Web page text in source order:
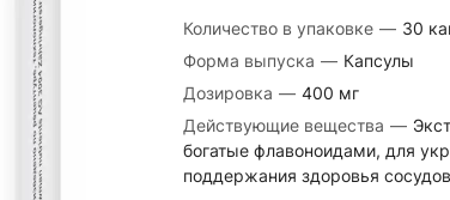
Количество в упаковке — 30
Форма выпуска — Капсулы
Дозировка — 400 мг
Действующие вещества —
богатые флавоноидами, для
поддержания здоровья сосудов